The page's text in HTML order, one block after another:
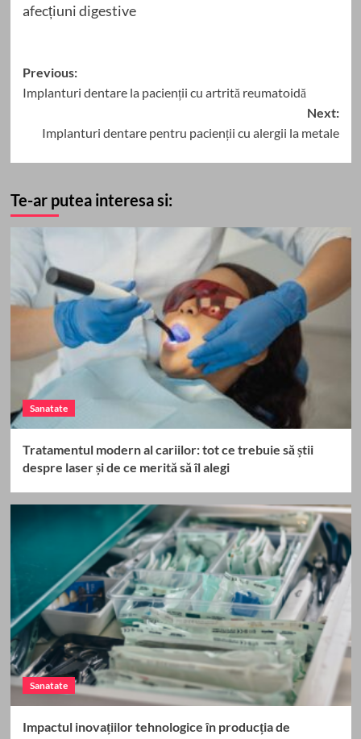
afecțiuni digestive
Post
navigation
Previous:
Implanturi dentare la pacienții cu artrită reumatoidă
Next:
Implanturi dentare pentru pacienții cu alergii la metale
Te-ar putea interesa si:
Sanatate
Tratamentul modern al cariilor: tot ce trebuie să știi
despre laser și de ce merită să îl alegi
Sanatate
Impactul inovațiilor tehnologice în producția de